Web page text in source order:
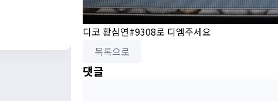
디코 황심연#9308로 디엠주세요
목록으로
댓글